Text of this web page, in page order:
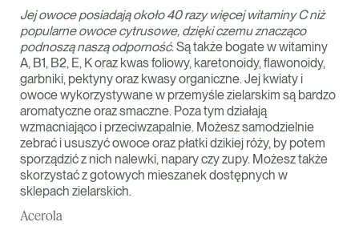
Jej owoce posiadają około 40 razy więcej witaminy C niż
popularne owoce cytrusowe, dzięki czemu znacząco
podnoszą naszą odporność. Są także bogate w witaminy
A, B1, B2, E, K oraz kwas foliowy, karetonoidy, flawonoidy,
garbniki, pektyny oraz kwasy organiczne. Jej kwiaty i
owoce wykorzystywane w przemyśle zielarskim są bardzo
aromatyczne oraz smaczne. Poza tym działają
wzmacniająco i przeciwzapalnie. Możesz samodzielnie
zebrać i ususzyć owoce oraz płatki dzikiej róży, by potem
sporządzić z nich nalewki, napary czy zupy. Możesz także
skorzystać z gotowych mieszanek dostępnych w
sklepach zielarskich.
Acerola